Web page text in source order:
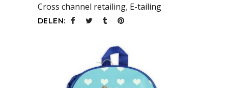
Cross channel retailing, E-tailing
DELEN: